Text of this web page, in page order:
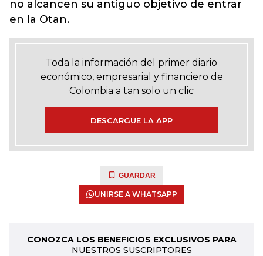
no alcancen su antiguo objetivo de entrar
en la Otan.
Toda la información del primer diario
económico, empresarial y financiero de
Colombia a tan solo un clic
DESCARGUE LA APP
GUARDAR
UNIRSE A WHATSAPP
CONOZCA LOS BENEFICIOS EXCLUSIVOS PARA
NUESTROS SUSCRIPTORES